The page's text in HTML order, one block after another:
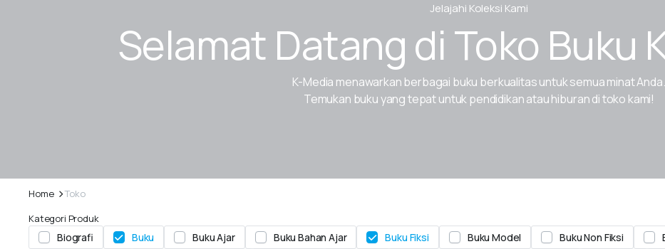
Jelajahi Koleksi Kami
Selamat Datang di Toko Buku
K-Media menawarkan berbagai buku berkualitas untuk semua minat Anda.
Temukan buku yang tepat untuk pendidikan atau hiburan di toko kami!
Home
Toko
Kategori Produk
Biografi Buku Buku Ajar Buku Bahan Ajar Buku Fiksi Buku Model Buku Non Fiksi